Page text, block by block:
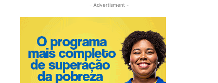
- Advertisment -